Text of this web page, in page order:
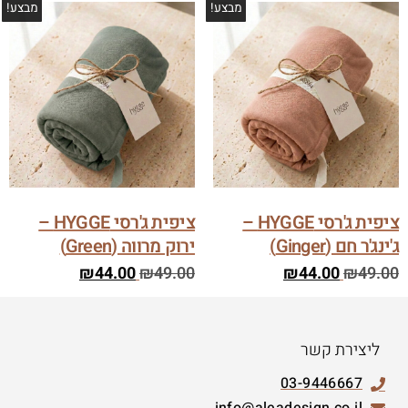
מבצע!
ציפית ג'רסי HYGGE –
ג'ינג'ר חם (Ginger)
₪49.00
₪44.00
מבצע!
ציפית ג'רסי HYGGE –
ירוק מרווה (Green)
₪49.00
₪44.00
ליצירת קשר
03-9446667